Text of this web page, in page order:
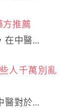
方推薦
在中醫…
人千萬別亂
醫對於…